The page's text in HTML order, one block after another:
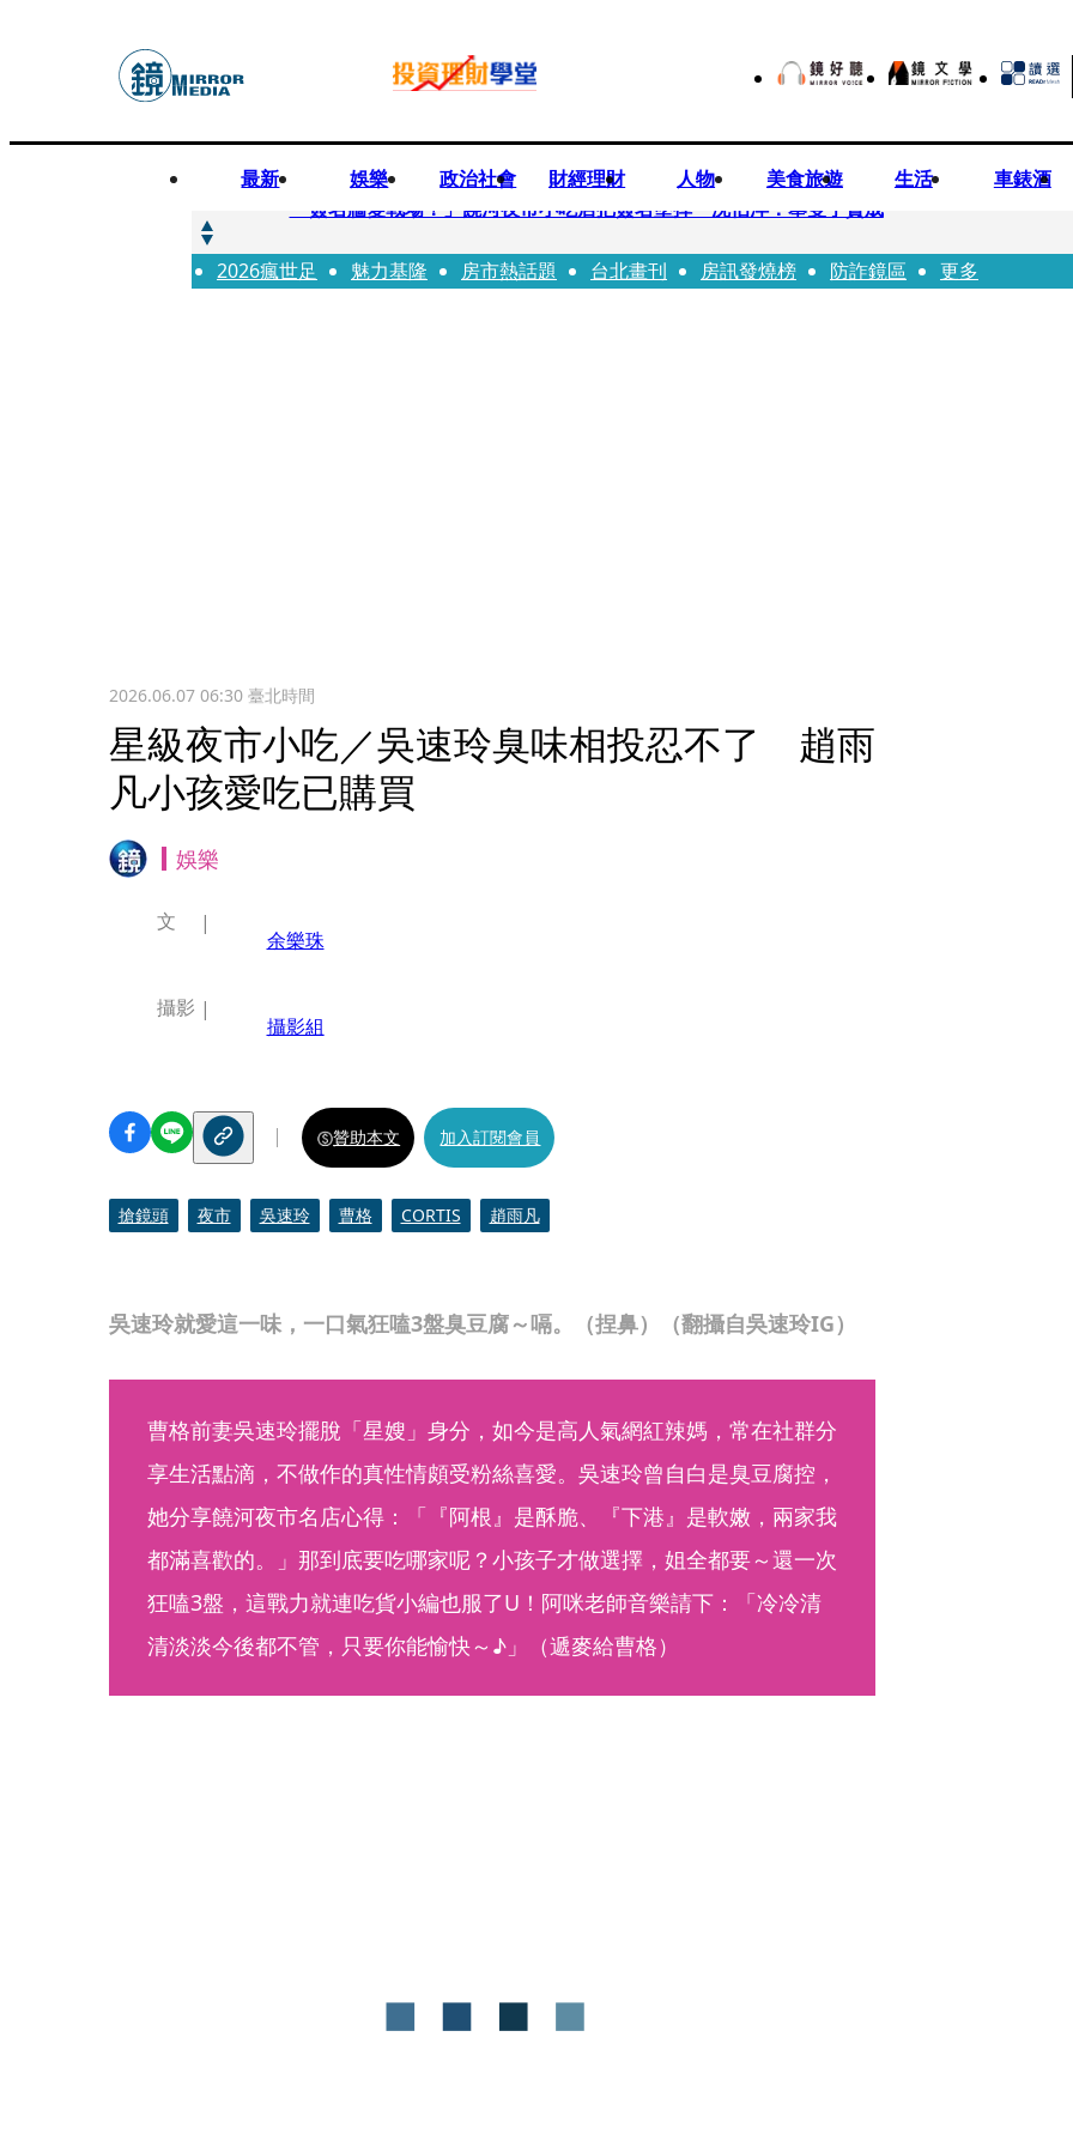
最新 娛樂 政治社會 財經理財 人物 美食旅遊 生活 車錶酒
快訊
「簽名牆變戰場！」饒河夜市小吃店把簽名塗掉 沈伯洋：舉雙手贊成
快訊
抛「雙AI」施政藍圖！徐欣瑩宣示無縫接軌楊文科 延續五支箭與十大交通建設
2026瘋世足 魅力基隆 房市熱話題 台北畫刊 房訊發燒榜 防詐鏡區 更多
2026.06.07 06:30臺北時間
星級夜市小吃／吳速玲臭味相投忍不了 趙雨
凡小孩愛吃已購買
娛樂
吳速玲就愛這一味，一口氣狂嗑3盤臭豆腐～嗝。（捏鼻）（翻攝自吳速玲IG）
文
余樂珠
攝影
攝影組
贊助本文 加入訂閱會員
搶鏡頭 夜市 吳速玲 曹格 CORTIS 趙雨凡
曹格前妻吳速玲擺脫「星嫂」身分，如今是高人氣網紅辣媽，常在社群分
享生活點滴，不做作的真性情頗受粉絲喜愛。吳速玲曾自白是臭豆腐控，
她分享饒河夜市名店心得：「『阿根』是酥脆、『下港』是軟嫩，兩家我
都滿喜歡的。」那到底要吃哪家呢？小孩子才做選擇，姐全都要～還一次
狂嗑3盤，這戰力就連吃貨小編也服了U！阿咪老師音樂請下：「冷冷清
清淡淡今後都不管，只要你能愉快～♪」（遞麥給曹格）